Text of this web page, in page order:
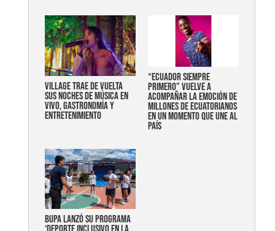
Village trae de vuelta
sus noches de música en
vivo, gastronomía y
entretenimiento
“Ecuador siempre
primero” vuelve a
acompañar la emoción de
millones de ecuatorianos
en un momento que une al
país
Bupa lanzó su programa